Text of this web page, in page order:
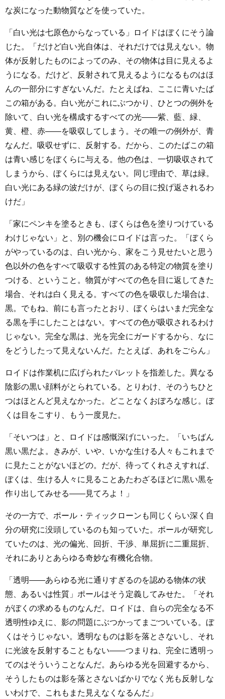
な炭になった動物質などを使っていた。
「白い光は七原色からなっている」ロイドはぼくにそう論
じた。「だけど白い光自体は、それだけでは見えない。物
体が反射したものによってのみ、その物体は目に見えるよ
うになる。だけど、反射されて見えるようになるものはほ
んの一部分にすぎないんだ。たとえばね、ここに青いたば
この箱がある。白い光がこれにぶつかり、ひとつの例外を
除いて、白い光を構成するすべての光――紫、藍、緑、
黄、橙、赤――を吸収してしまう。その唯一の例外が、青
なんだ。吸収せずに、反射する。だから、このたばこの箱
は青い感じをぼくらに与える。他の色は、一切吸収されて
しまうから、ぼくらには見えない。同じ理由で、草は緑。
白い光にある緑の波だけが、ぼくらの目に投げ返されるわ
けだ」
「家にペンキを塗るときも、ぼくらは色を塗りつけている
わけじゃない」と、別の機会にロイドは言った。「ぼくら
がやっているのは、白い光から、家をこう見せたいと思う
色以外の色をすべて吸収する性質のある特定の物質を塗り
つける、ということ。物質がすべての色を目に返してきた
場合、それは白く見える。すべての色を吸収した場合は、
黒。でもね、前にも言ったとおり、ぼくらはいまだ完全な
る黒を手にしたことはない。すべての色が吸収されるわけ
じゃない。完全な黒は、光を完全にガードするから、なに
をどうしたって見えないんだ。たとえば、あれをごらん」
ロイドは作業机に広げられたパレットを指差した。異なる
陰影の黒い顔料がとられている。とりわけ、そのうちひと
つはほとんど見えなかった。どことなくおぼろな感じ。ぼ
くは目をこすり、もう一度見た。
「そいつは」と、ロイドは感慨深げにいった。「いちばん
黒い黒だよ。きみが、いや、いかな生ける人々もこれまで
に見たことがないほどの。だが、待ってくれさえすれば、
ぼくは、生ける人々に見ることあたわざるほどに黒い黒を
作り出してみせる――見てろよ！」
その一方で、ポール・ティックローンも同じくらい深く自
分の研究に没頭しているのも知っていた。ポールが研究し
ていたのは、光の偏光、回折、干渉、単屈折に二重屈折、
それにありとあらゆる奇妙な有機化合物。
「透明――あらゆる光に通りすぎるのを認める物体の状
態、あるいは性質」ポールはそう定義してみせた。「それ
がぼくの求めるものなんだ。ロイドは、自らの完全なる不
透明性ゆえに、影の問題にぶつかってまごついている。ぼ
くはそうじゃない。透明なものは影を落とさないし、それ
に光波を反射することもない――つまりね、完全に透明っ
てのはそういうことなんだ。あらゆる光を回避するから、
そうしたものは影を落とさないばかりでなく光も反射しな
いわけで、これもまた見えなくなるんだ」